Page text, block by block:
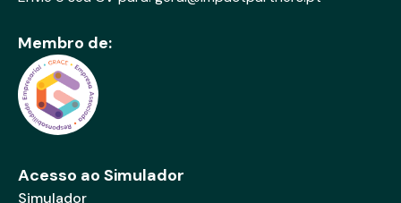
Membro de:
Acesso ao Simulador
Simulador